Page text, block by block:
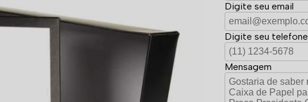
Digite seu email
Digite seu telefone
Mensagem